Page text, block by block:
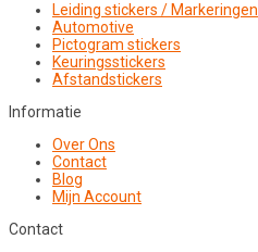
Leiding stickers / Markeringen
Automotive
Pictogram stickers
Keuringsstickers
Afstandstickers
Informatie
Over Ons
Contact
Blog
Mijn Account
Contact